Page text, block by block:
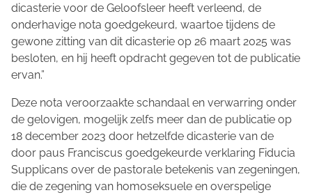
dicasterie voor de Geloofsleer heeft verleend, de
onderhavige nota goedgekeurd, waartoe tijdens de
gewone zitting van dit dicasterie op 26 maart 2025 was
besloten, en hij heeft opdracht gegeven tot de publicatie
ervan.”
Deze nota veroorzaakte schandaal en verwarring onder
de gelovigen, mogelijk zelfs meer dan de publicatie op
18 december 2023 door hetzelfde dicasterie van de
door paus Franciscus goedgekeurde verklaring Fiducia
Supplicans over de pastorale betekenis van zegeningen,
die de zegening van homoseksuele en overspelige